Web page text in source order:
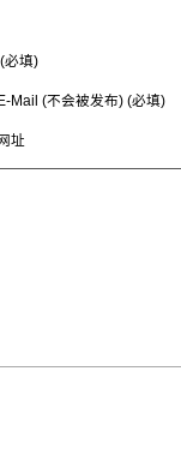
必填)
Mail (不会被发布) (必填)
址